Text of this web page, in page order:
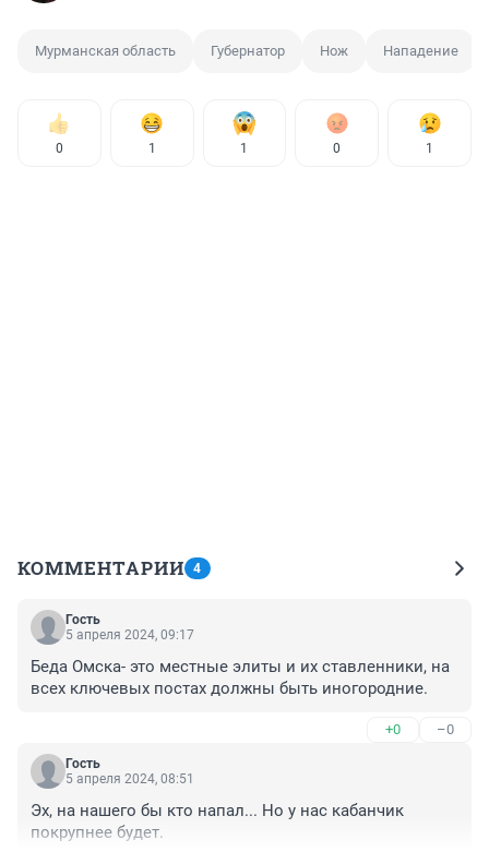
Мурманская область Губернатор Нож Нападение
0 1 1 0 1
КОММЕНТАРИИ 4
Гость
5 апреля 2024, 09:17
Беда Омска- это местные элиты и их ставленники, на
всех ключевых постах должны быть иногородние.
+0 –0
Гость
5 апреля 2024, 08:51
Эх, на нашего бы кто напал... Но у нас кабанчик
покрупнее будет.